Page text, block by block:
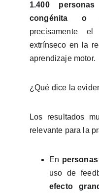
1.400
congénita o
precisamente
extrínseco en la
aprendizaje motor.
¿Qué dice la
Los resultados
relevante para la
En
uso de
efecto